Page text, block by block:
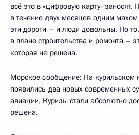
всё это в «цифровую карту» заносят.
в течение двух месяцев одним
эти дороги – и люди довольны. Но
в плане строительства и ремонта –
которая не решена.
Морское сообщение: На курильском
появились два новых современных
авиации, Курилы стали абсолютно
решена.